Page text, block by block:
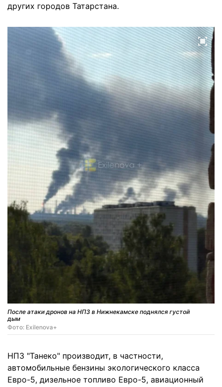
других городов Татарстана.
После атаки дронов на НПЗ в Нижнекамске поднялся густой
дым
Фото: Exilenova+
НПЗ "Танеко" производит, в частности,
автомобильные бензины экологического класса
Евро-5, дизельное топливо Евро-5, авиационный